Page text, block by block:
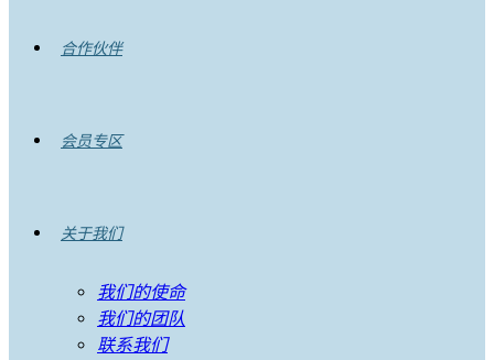
合作伙伴
会员专区
关于我们
我们的使命
我们的团队
联系我们